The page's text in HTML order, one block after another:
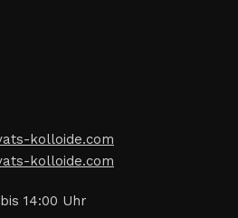
kolloide.com
kolloide.com
14:00 Uhr